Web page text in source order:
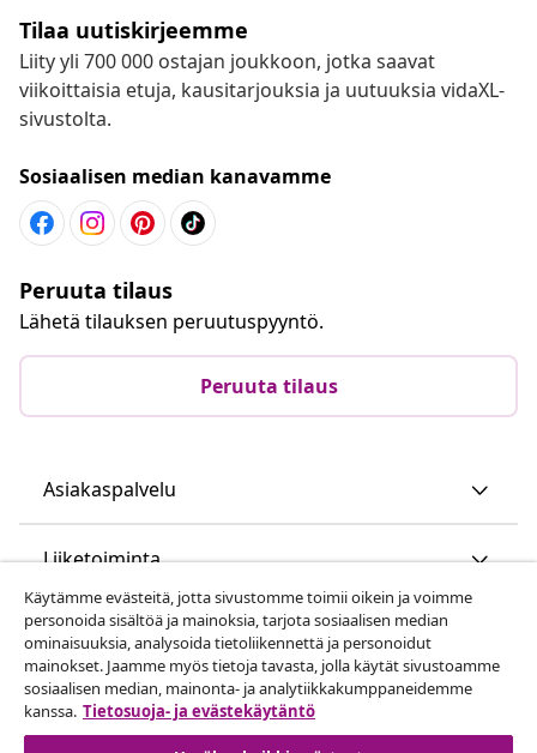
Tilaa uutiskirjeemme
Liity yli 700 000 ostajan joukkoon, jotka saavat
viikoittaisia etuja, kausitarjouksia ja uutuuksia vidaXL-
sivustolta.
Sosiaalisen median kanavamme
Peruuta tilaus
Lähetä tilauksen peruutuspyyntö.
Peruuta tilaus
Asiakaspalvelu
Liiketoiminta
vidaXL
Löydä lisää
Käytämme evästeitä, jotta sivustomme toimii oikein ja voimme
personoida sisältöä ja mainoksia, tarjota sosiaalisen median
ominaisuuksia, analysoida tietoliikennettä ja personoidut
mainokset. Jaamme myös tietoja tavasta, jolla käytät sivustoamme
sosiaalisen median, mainonta- ja analytiikkakumppaneidemme
kanssa. Tietosuoja- ja evästekäytäntö